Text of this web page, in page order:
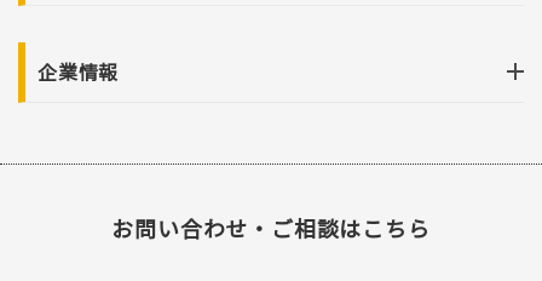
企業情報
お問い合わせ・ご相談はこちら